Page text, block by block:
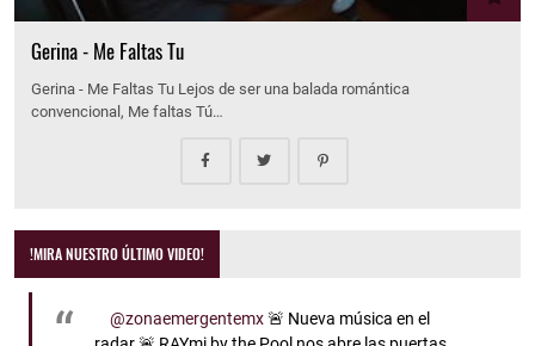
Gerina - Me Faltas Tu
Gerina - Me Faltas Tu Lejos de ser una balada romántica
convencional, Me faltas Tú…
!MIRA NUESTRO ÚLTIMO VIDEO!
@zonaemergentemx🚨 Nueva música en el